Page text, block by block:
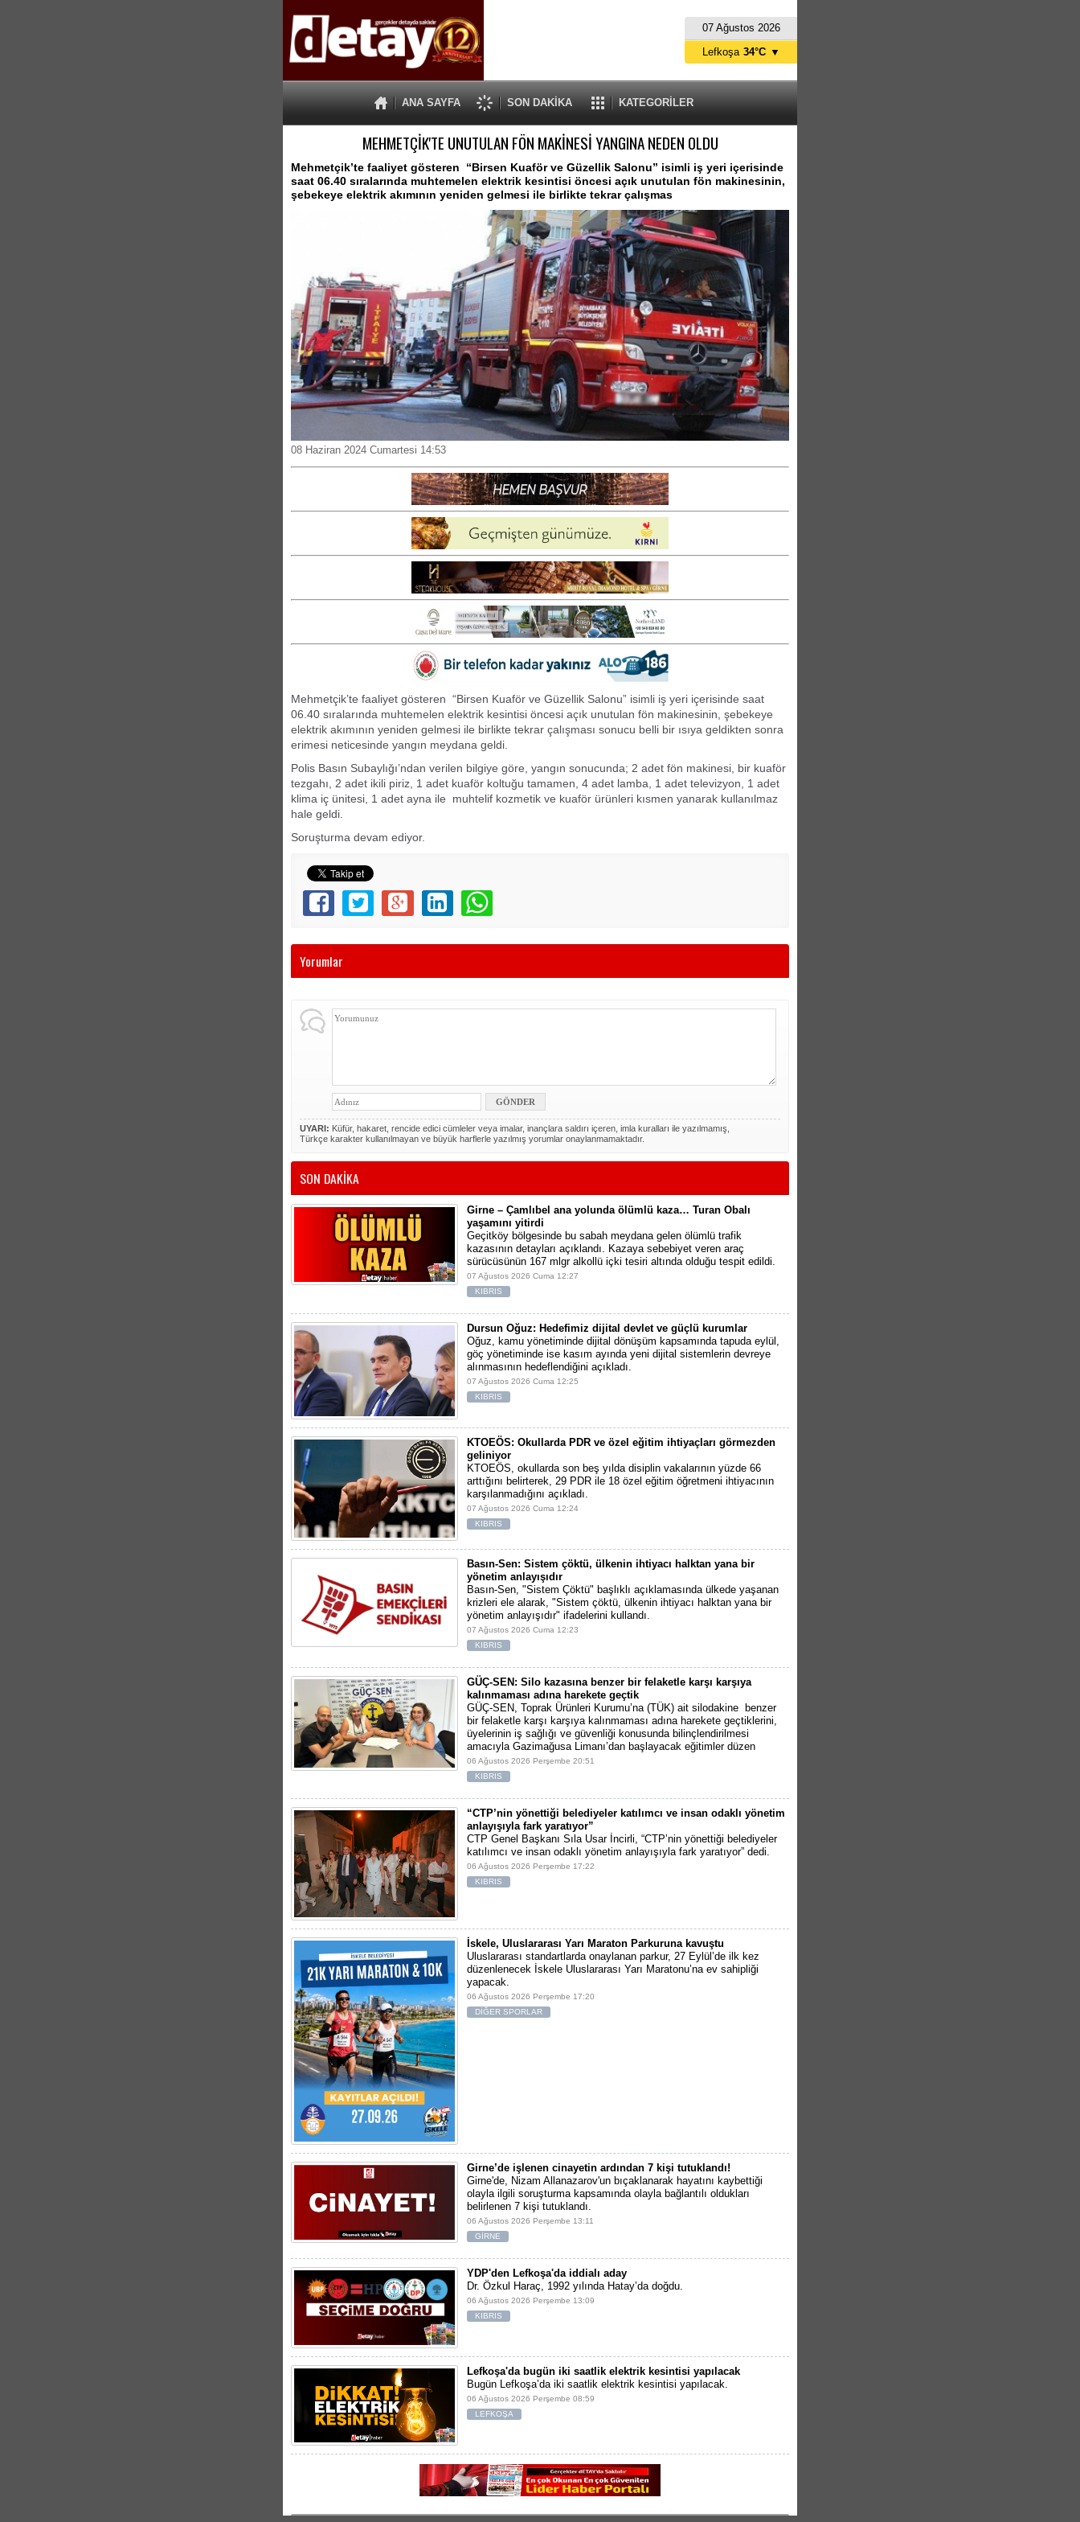
07 Ağustos 2026
ANA SAYFA SON DAKİKA KATEGORİLER
Lefkoşa 34°C ▼
İstanbul 27°C
Ankara 31°C
MEHMETÇİK'TE UNUTULAN FÖN MAKİNESİ YANGINA NEDEN OLDU
Mehmetçik’te faaliyet gösteren “Birsen Kuaför ve Güzellik Salonu” isimli iş yeri içerisinde
saat 06.40 sıralarında muhtemelen elektrik kesintisi öncesi açık unutulan fön makinesinin,
şebekeye elektrik akımının yeniden gelmesi ile birlikte tekrar çalışmas
08 Haziran 2024 Cumartesi 14:53
Mehmetçik’te faaliyet gösteren “Birsen Kuaför ve Güzellik Salonu” isimli iş yeri içerisinde saat
06.40 sıralarında muhtemelen elektrik kesintisi öncesi açık unutulan fön makinesinin, şebekeye
elektrik akımının yeniden gelmesi ile birlikte tekrar çalışması sonucu belli bir ısıya geldikten sonra
erimesi neticesinde yangın meydana geldi.
Polis Basın Subaylığı’ndan verilen bilgiye göre, yangın sonucunda; 2 adet fön makinesi, bir kuaför
tezgahı, 2 adet ikili piriz, 1 adet kuaför koltuğu tamamen, 4 adet lamba, 1 adet televizyon, 1 adet
klima iç ünitesi, 1 adet ayna ile muhtelif kozmetik ve kuaför ürünleri kısmen yanarak kullanılmaz
hale geldi.
Soruşturma devam ediyor.
Yorumlar
UYARI: Küfür, hakaret, rencide edici cümleler veya imalar, inançlara saldırı içeren, imla kuralları ile yazılmamış,
Türkçe karakter kullanılmayan ve büyük harflerle yazılmış yorumlar onaylanmamaktadır.
SON DAKİKA
Girne – Çamlıbel ana yolunda ölümlü kaza… Turan Obalı
yaşamını yitirdi
Geçitköy bölgesinde bu sabah meydana gelen ölümlü trafik
kazasının detayları açıklandı. Kazaya sebebiyet veren araç
sürücüsünün 167 mlgr alkollü içki tesiri altında olduğu tespit edildi.
07 Ağustos 2026 Cuma 12:27
KIBRIS
Dursun Oğuz: Hedefimiz dijital devlet ve güçlü kurumlar
Oğuz, kamu yönetiminde dijital dönüşüm kapsamında tapuda eylül,
göç yönetiminde ise kasım ayında yeni dijital sistemlerin devreye
alınmasının hedeflendiğini açıkladı.
07 Ağustos 2026 Cuma 12:25
KIBRIS
KTOEÖS: Okullarda PDR ve özel eğitim ihtiyaçları görmezden
geliniyor
KTOEÖS, okullarda son beş yılda disiplin vakalarının yüzde 66
arttığını belirterek, 29 PDR ile 18 özel eğitim öğretmeni ihtiyacının
karşılanmadığını açıkladı.
07 Ağustos 2026 Cuma 12:24
KIBRIS
Basın-Sen: Sistem çöktü, ülkenin ihtiyacı halktan yana bir
yönetim anlayışıdır
Basın-Sen, "Sistem Çöktü" başlıklı açıklamasında ülkede yaşanan
krizleri ele alarak, "Sistem çöktü, ülkenin ihtiyacı halktan yana bir
yönetim anlayışıdır" ifadelerini kullandı.
07 Ağustos 2026 Cuma 12:23
KIBRIS
GÜÇ-SEN: Silo kazasına benzer bir felaketle karşı karşıya
kalınmaması adına harekete geçtik
GÜÇ-SEN, Toprak Ürünleri Kurumu’na (TÜK) ait silodakine benzer
bir felaketle karşı karşıya kalınmaması adına harekete geçtiklerini,
üyelerinin iş sağlığı ve güvenliği konusunda bilinçlendirilmesi
amacıyla Gazimağusa Limanı’dan başlayacak eğitimler düzen
06 Ağustos 2026 Perşembe 20:51
KIBRIS
“CTP’nin yönettiği belediyeler katılımcı ve insan odaklı yönetim
anlayışıyla fark yaratıyor”
CTP Genel Başkanı Sıla Usar İncirli, “CTP’nin yönettiği belediyeler
katılımcı ve insan odaklı yönetim anlayışıyla fark yaratıyor” dedi.
06 Ağustos 2026 Perşembe 17:22
KIBRIS
İskele, Uluslararası Yarı Maraton Parkuruna kavuştu
Uluslararası standartlarda onaylanan parkur, 27 Eylül’de ilk kez
düzenlenecek İskele Uluslararası Yarı Maratonu’na ev sahipliği
yapacak.
06 Ağustos 2026 Perşembe 17:20
DİĞER SPORLAR
Girne’de işlenen cinayetin ardından 7 kişi tutuklandı!
Girne'de, Nizam Allanazarov'un bıçaklanarak hayatını kaybettiği
olayla ilgili soruşturma kapsamında olayla bağlantılı oldukları
belirlenen 7 kişi tutuklandı.
06 Ağustos 2026 Perşembe 13:11
GİRNE
YDP'den Lefkoşa'da iddialı aday
Dr. Özkul Haraç, 1992 yılında Hatay’da doğdu.
06 Ağustos 2026 Perşembe 13:09
KIBRIS
Lefkoşa'da bugün iki saatlik elektrik kesintisi yapılacak
Bugün Lefkoşa’da iki saatlik elektrik kesintisi yapılacak.
06 Ağustos 2026 Perşembe 08:59
LEFKOŞA